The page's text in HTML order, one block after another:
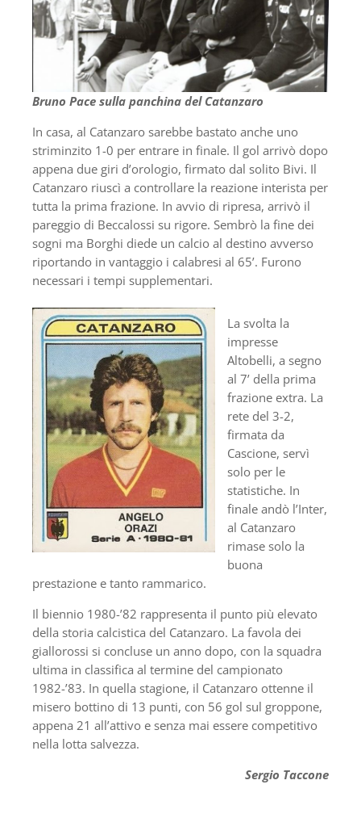
Bruno Pace sulla panchina del Catanzaro
In casa, al Catanzaro sarebbe bastato anche uno
striminzito 1-0 per entrare in finale. Il gol arrivò dopo
appena due giri d’orologio, firmato dal solito Bivi. Il
Catanzaro riuscì a controllare la reazione interista per
tutta la prima frazione. In avvio di ripresa, arrivò il
pareggio di Beccalossi su rigore. Sembrò la fine dei
sogni ma Borghi diede un calcio al destino avverso
riportando in vantaggio i calabresi al 65’. Furono
necessari i tempi supplementari.
La svolta la
impresse
Altobelli, a segno
al 7’ della prima
frazione extra. La
rete del 3-2,
firmata da
Cascione, servì
solo per le
statistiche. In
finale andò l’Inter,
al Catanzaro
rimase solo la
buona
prestazione e tanto rammarico.
Il biennio 1980-’82 rappresenta il punto più elevato
della storia calcistica del Catanzaro. La favola dei
giallorossi si concluse un anno dopo, con la squadra
ultima in classifica al termine del campionato
1982-’83. In quella stagione, il Catanzaro ottenne il
misero bottino di 13 punti, con 56 gol sul groppone,
appena 21 all’attivo e senza mai essere competitivo
nella lotta salvezza.
Sergio Taccone